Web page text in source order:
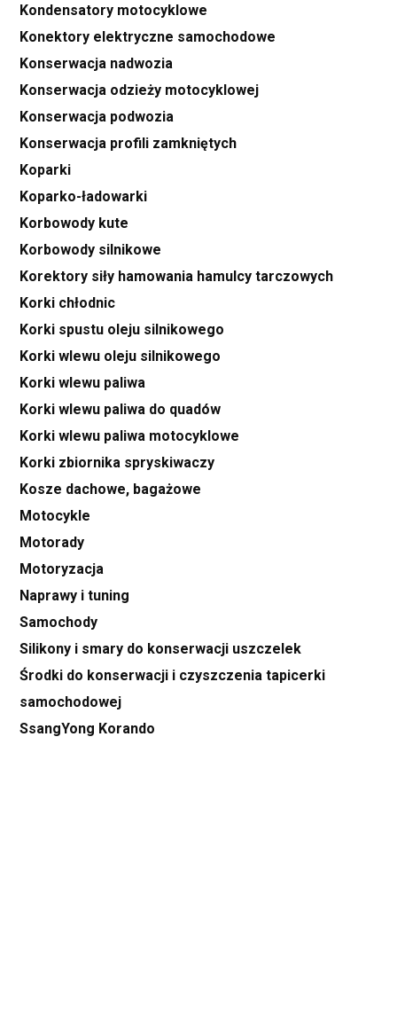
Kondensatory motocyklowe
Konektory elektryczne samochodowe
Konserwacja nadwozia
Konserwacja odzieży motocyklowej
Konserwacja podwozia
Konserwacja profili zamkniętych
Koparki
Koparko-ładowarki
Korbowody kute
Korbowody silnikowe
Korektory siły hamowania hamulcy tarczowych
Korki chłodnic
Korki spustu oleju silnikowego
Korki wlewu oleju silnikowego
Korki wlewu paliwa
Korki wlewu paliwa do quadów
Korki wlewu paliwa motocyklowe
Korki zbiornika spryskiwaczy
Kosze dachowe, bagażowe
Motocykle
Motorady
Motoryzacja
Naprawy i tuning
Samochody
Silikony i smary do konserwacji uszczelek
Środki do konserwacji i czyszczenia tapicerki
samochodowej
SsangYong Korando